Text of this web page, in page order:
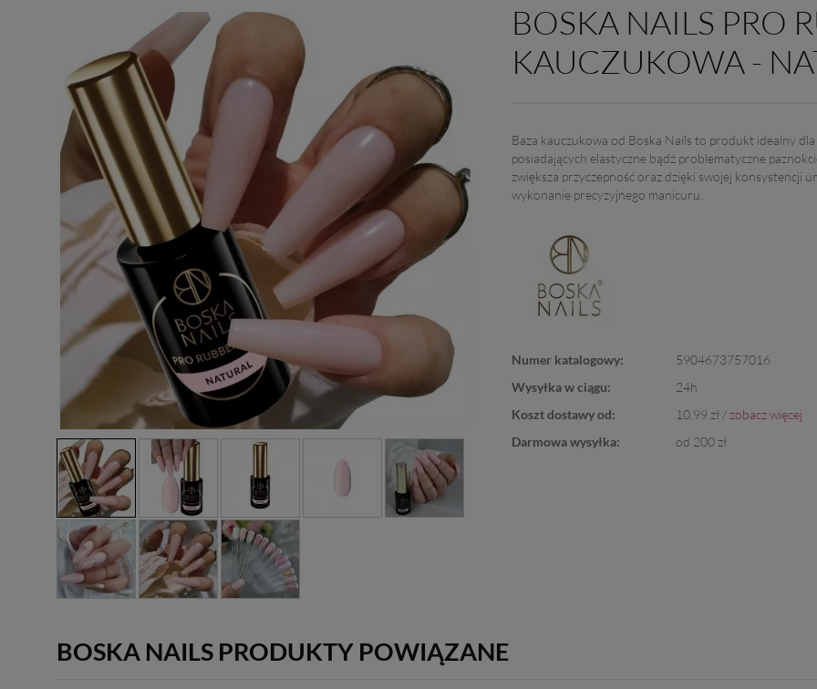
BOSKA NAILS PRO
KAUCZUKOWA -
Baza kauczukowa od Boska Nails to produkt idealny
posiadających elastyczne bądź problematyczne
zwiększa przyczepność oraz dzięki swojej konsystencji
wykonanie precyzyjnego manicuru.
Numer katalogowy:
5904673757016
Wysyłka w ciągu:
24h
Koszt dostawy od:
10.99 zł /zobacz więcej
Darmowa wysyłka:
od 200 zł
BOSKA NAILS PRODUKTY POWIĄZANE